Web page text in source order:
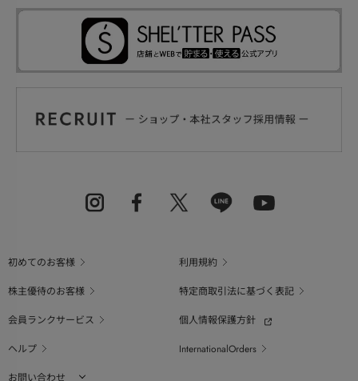
初めてのお客様
利用規約
株主優待のお客様
特定商取引法に基づく表記
会員ランクサービス
個人情報保護方針
ヘルプ
InternationalOrders
お問い合わせ